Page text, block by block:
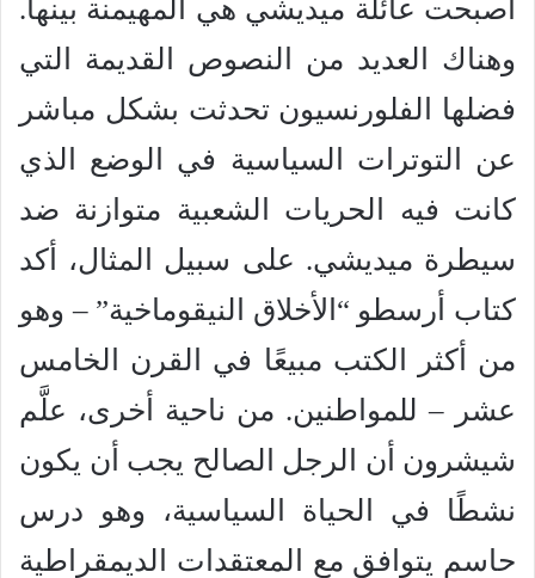
أصبحت عائلة ميديشي هي المهيمنة بينها.
وهناك العديد من النصوص القديمة التي
فضلها الفلورنسيون تحدثت بشكل مباشر
عن التوترات السياسية في الوضع الذي
كانت فيه الحريات الشعبية متوازنة ضد
سيطرة ميديشي. على سبيل المثال، أكد
كتاب أرسطو “الأخلاق النيقوماخية” – وهو
من أكثر الكتب مبيعًا في القرن الخامس
عشر – للمواطنين. من ناحية أخرى، علَّم
شيشرون أن الرجل الصالح يجب أن يكون
نشطًا في الحياة السياسية، وهو درس
حاسم يتوافق مع المعتقدات الديمقراطية